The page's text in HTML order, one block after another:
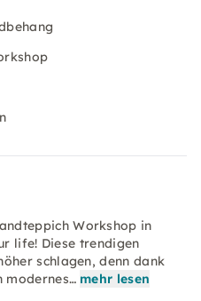
Workshop in
life! Diese trendigen
schlagen, denn dank
modernes… mehr lesen